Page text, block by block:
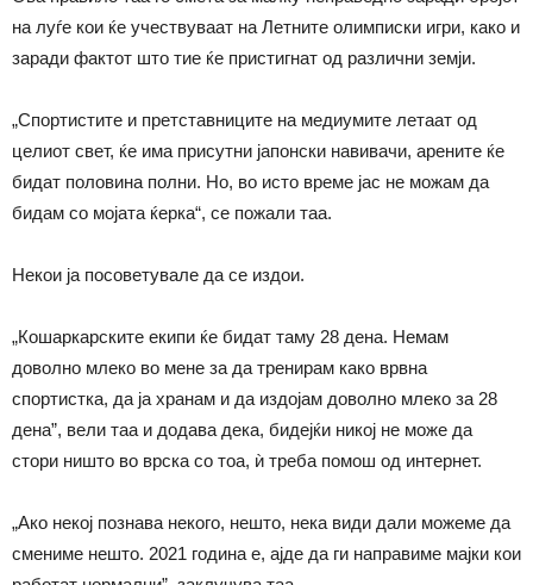
на луѓе кои ќе учествуваат на Летните олимписки игри, како и
заради фактот што тие ќе пристигнат од различни земји.
„Спортистите и претставниците на медиумите летаат од
целиот свет, ќе има присутни јапонски навивачи, арените ќе
бидат половина полни. Но, во исто време јас не можам да
бидам со мојата ќерка“, се пожали таа.
Некои ја посоветувале да се издои.
„Кошаркарските екипи ќе бидат таму 28 дена. Немам
доволно млеко во мене за да тренирам како врвна
спортистка, да ја хранам и да издојам доволно млеко за 28
дена”, вели таа и додава дека, бидејќи никој не може да
стори ништо во врска со тоа, ѝ треба помош од интернет.
„Ако некој познава некого, нешто, нека види дали можеме да
смениме нешто. 2021 година е, ајде да ги направиме мајки кои